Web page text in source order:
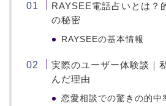
RAYSEE電話占いとは？
の秘密
RAYSEEの基本情報
実際のユーザー体験談｜
んだ理由
恋愛相談での驚きの的中